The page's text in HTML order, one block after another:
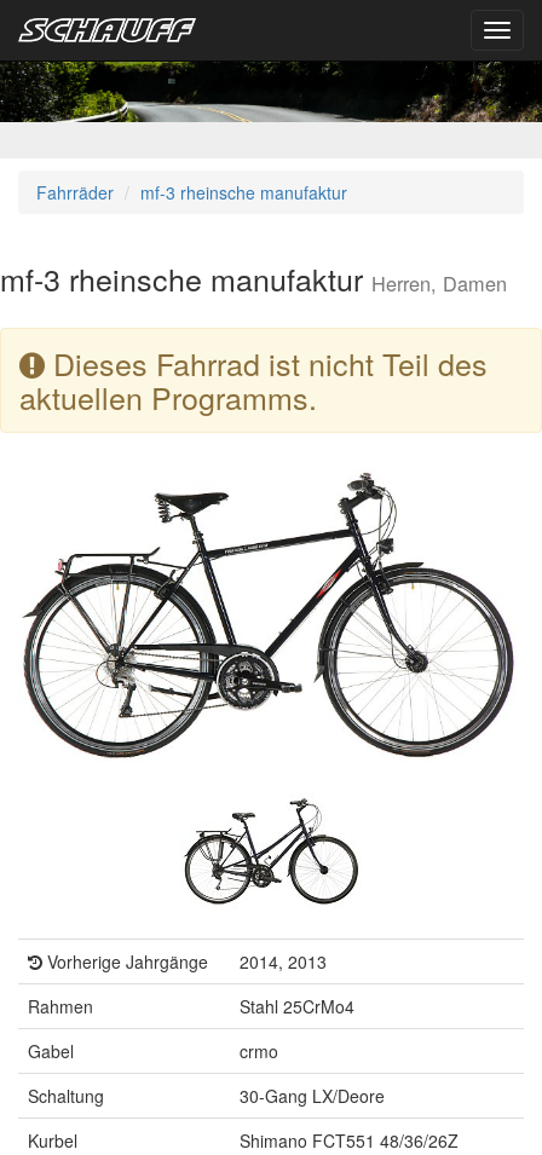
Fahrräder mf-3 rheinsche manufaktur
mf-3 rheinsche manufaktur Herren, Damen
Dieses Fahrrad ist nicht Teil des
aktuellen Programms.
Vorherige Jahrgänge
2014, 2013
Rahmen
Stahl 25CrMo4
Gabel
crmo
Schaltung
30-Gang LX/Deore
Kurbel
Shimano FCT551 48/36/26Z